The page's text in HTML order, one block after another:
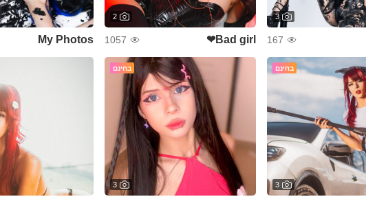
3
167
2
Bad girl❤
1057
My Photos
בחינם
3
בחינם
3